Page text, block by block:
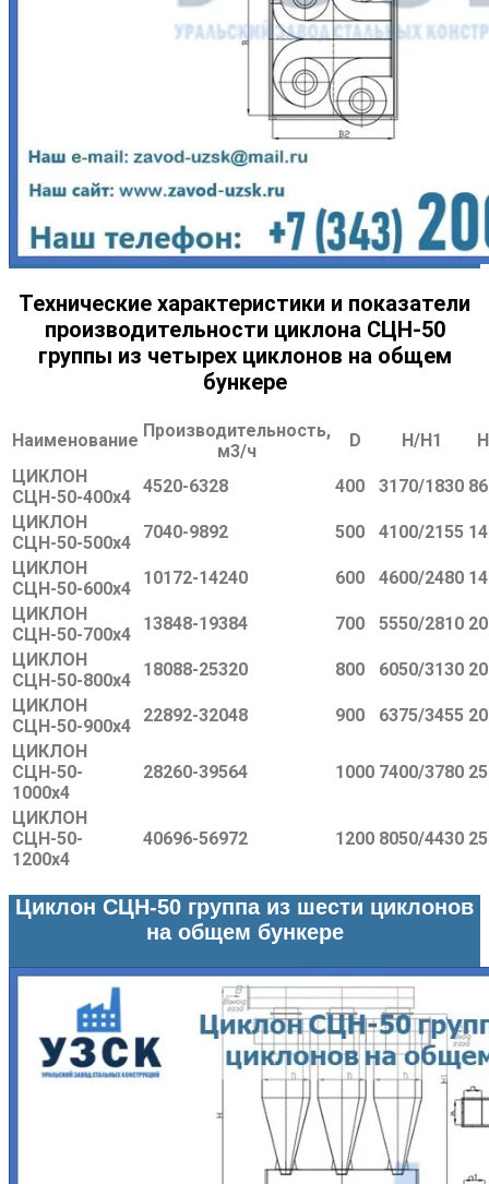
Технические характеристики и показатели
производительности циклона СЦН-50
группы из четырех циклонов на общем
бункере
Наименование Производительность,
м3/ч
D H/H1
ЦИКЛОН
СЦН-50-400х4
4520-6328 400 3170/1830
ЦИКЛОН
СЦН-50-500х4
7040-9892 500 4100/2155
ЦИКЛОН
СЦН-50-600х4
10172-14240 600 4600/2480
ЦИКЛОН
СЦН-50-700х4
13848-19384 700 5550/2810
ЦИКЛОН
СЦН-50-800х4
18088-25320 800 6050/3130
ЦИКЛОН
СЦН-50-900х4
22892-32048 900 6375/3455
ЦИКЛОН
СЦН-50-
1000х4
28260-39564 1000 7400/3780
ЦИКЛОН
СЦН-50-
1200х4
40696-56972 1200 8050/4430
Циклон СЦН-50 группа из шести циклонов
на общем бункере